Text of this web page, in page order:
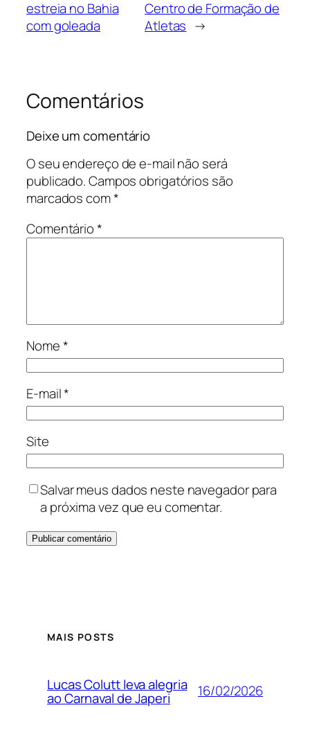
estreia no Bahia
com goleada
Centro de Formação de
Atletas →
Comentários
Deixe um comentário
O seu endereço de e-mail não será
publicado.Campos obrigatórios são
marcados com*
Comentário*
Nome*
E-mail*
Site
Salvar meus dados neste navegador para
a próxima vez que eu comentar.
MAIS POSTS
Lucas Colutt leva alegria
ao Carnaval de Japeri 16/02/2026